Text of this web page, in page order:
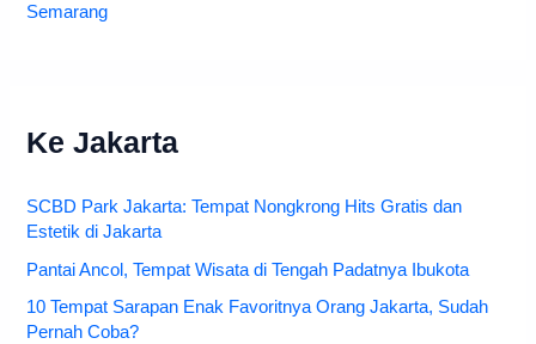
Semarang
Ke Jakarta
SCBD Park Jakarta: Tempat Nongkrong Hits Gratis dan
Estetik di Jakarta
Pantai Ancol, Tempat Wisata di Tengah Padatnya Ibukota
10 Tempat Sarapan Enak Favoritnya Orang Jakarta, Sudah
Pernah Coba?